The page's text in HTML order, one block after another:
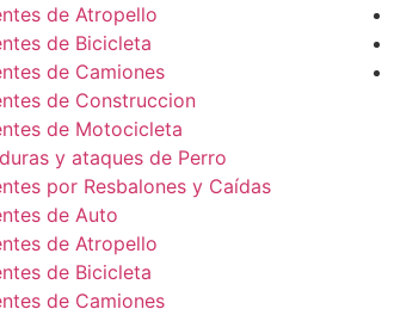
de Atropello
de Bicicleta
de Camiones
de Construccion
de Motocicleta
y ataques de Perro
por Resbalones y Caídas
de Auto
de Atropello
de Bicicleta
de Camiones